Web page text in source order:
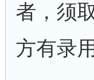
者，须
方有录